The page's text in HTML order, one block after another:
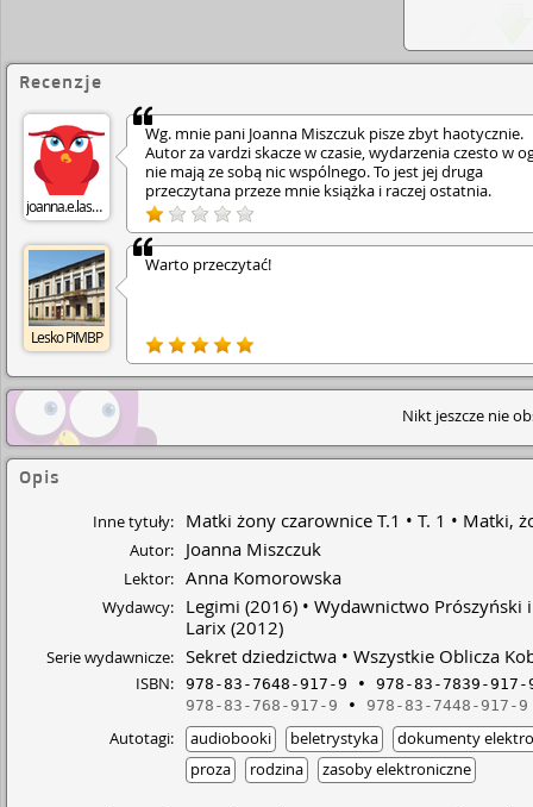
Recenzje
joanna.e.laszczyk
Wg. mnie pani Joanna Miszczuk pisze zbyt haotycznie.
Autor za vardzi skacze w czasie, wydarzenia czesto w
nie mają ze sobą nic wspólnego. To jest jej druga
przeczytana przeze mnie książka i raczej ostatnia.
Lesko PiMBP
Warto przeczytać!
Nikt jeszcze nie
Opis
Inne tytuły: Matki żony czarownice T.1 T. 1 Matki,
Autor: Joanna Miszczuk
Lektor: Anna Komorowska
Wydawcy: Legimi (2016)
Wydawnictwo Prószyński i
Larix (2012)
Serie wydawnicze: Sekret dziedzictwa Wszystkie Oblicza
ISBN: 978-83-7648-917-9
978-83-7839-917-
978-83-768-917-9
978-83-7448-917-9
Autotagi: audiobooki beletrystyka
dokumenty
proza
rodzina zasoby elektroniczne